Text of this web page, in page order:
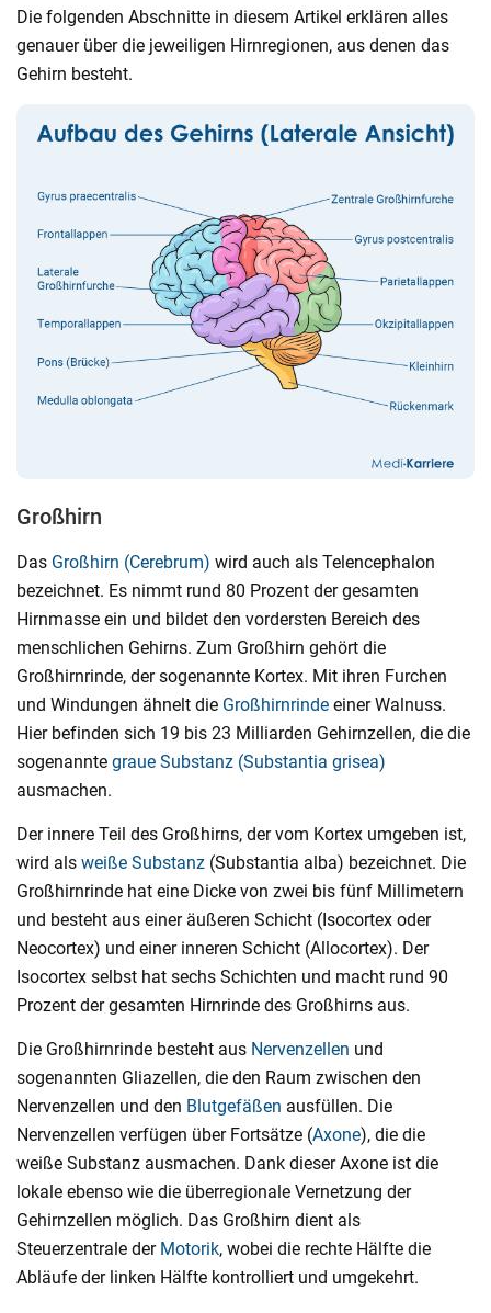
Die folgenden Abschnitte in diesem Artikel erklären alles
genauer über die jeweiligen Hirnregionen, aus denen das
Gehirn besteht.
Großhirn
Das Großhirn (Cerebrum) wird auch als Telencephalon
bezeichnet. Es nimmt rund 80 Prozent der gesamten
Hirnmasse ein und bildet den vordersten Bereich des
menschlichen Gehirns. Zum Großhirn gehört die
Großhirnrinde, der sogenannte Kortex. Mit ihren Furchen
und Windungen ähnelt die Großhirnrinde einer Walnuss.
Hier befinden sich 19 bis 23 Milliarden Gehirnzellen, die die
sogenannte graue Substanz (Substantia grisea)
ausmachen.
Der innere Teil des Großhirns, der vom Kortex umgeben ist,
wird als weiße Substanz (Substantia alba) bezeichnet. Die
Großhirnrinde hat eine Dicke von zwei bis fünf Millimetern
und besteht aus einer äußeren Schicht (Isocortex oder
Neocortex) und einer inneren Schicht (Allocortex). Der
Isocortex selbst hat sechs Schichten und macht rund 90
Prozent der gesamten Hirnrinde des Großhirns aus.
Die Großhirnrinde besteht aus Nervenzellen und
sogenannten Gliazellen, die den Raum zwischen den
Nervenzellen und den Blutgefäßen ausfüllen. Die
Nervenzellen verfügen über Fortsätze (Axone), die die
weiße Substanz ausmachen. Dank dieser Axone ist die
lokale ebenso wie die überregionale Vernetzung der
Gehirnzellen möglich. Das Großhirn dient als
Steuerzentrale der Motorik, wobei die rechte Hälfte die
Abläufe der linken Hälfte kontrolliert und umgekehrt.